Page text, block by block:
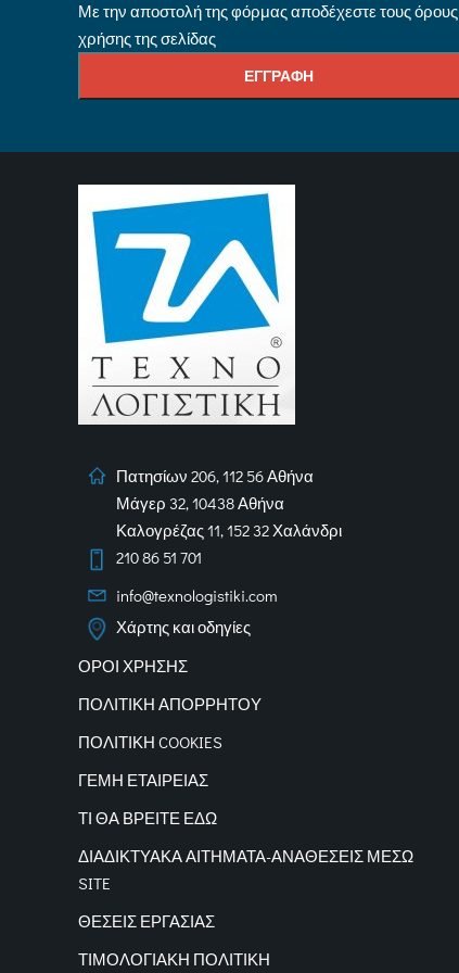
Με την αποστολή της φόρμας αποδέχεστε τους όρους
χρήσης της σελίδας
Πατησίων 206, 112 56 Αθήνα
Μάγερ 32, 10438 Αθήνα
Καλογρέζας 11, 152 32 Χαλάνδρι
210 86 51 701
info@texnologistiki.com
Χάρτης και οδηγίες
ΟΡΟΙ ΧΡΗΣΗΣ
ΠΟΛΙΤΙΚΗ ΑΠΟΡΡΗΤΟΥ
ΠΟΛΙΤΙΚΗ COOKIES
ΓΕΜΗ ΕΤΑΙΡΕΙΑΣ
ΤΙ ΘΑ ΒΡΕΙΤΕ ΕΔΩ
ΔΙΑΔΙΚΤΥΑΚΑΑΙΤΗΜΑΤΑ-ΑΝΑΘΕΣΕΙΣ ΜΕΣΩ
SITE
ΘΕΣΕΙΣ ΕΡΓΑΣΙΑΣ
ΤΙΜΟΛΟΓΙΑΚΗ ΠΟΛΙΤΙΚΗ